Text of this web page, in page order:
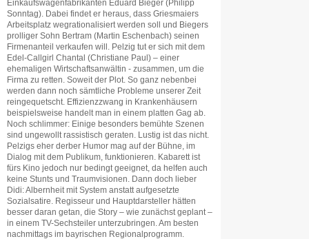
Einkaufswagenfabrikanten Eduard Bieger (Philipp
Sonntag). Dabei findet er heraus, dass Griesmaiers
Arbeitsplatz wegrationalisiert werden soll und Biegers
prolliger Sohn Bertram (Martin Eschenbach) seinen
Firmenanteil verkaufen will. Pelzig tut er sich mit dem
Edel-Callgirl Chantal (Christiane Paul) – einer
ehemaligen Wirtschaftsanwältin - zusammen, um die
Firma zu retten. Soweit der Plot. So ganz nebenbei
werden dann noch sämtliche Probleme unserer Zeit
reingequetscht. Effizienzzwang in Krankenhäusern
beispielsweise handelt man in einem platten Gag ab.
Noch schlimmer: Einige besonders bemühte Szenen
sind ungewollt rassistisch geraten. Lustig ist das nicht.
Pelzigs eher derber Humor mag auf der Bühne, im
Dialog mit dem Publikum, funktionieren. Kabarett ist
fürs Kino jedoch nur bedingt geeignet, da helfen auch
keine Stunts und Traumvisionen. Dann doch lieber
Didi: Albernheit mit System anstatt aufgesetzte
Sozialsatire. Regisseur und Hauptdarsteller hätten
besser daran getan, die Story – wie zunächst geplant –
in einem TV-Sechsteiler unterzubringen. Am besten
nachmittags im bayrischen Regionalprogramm.